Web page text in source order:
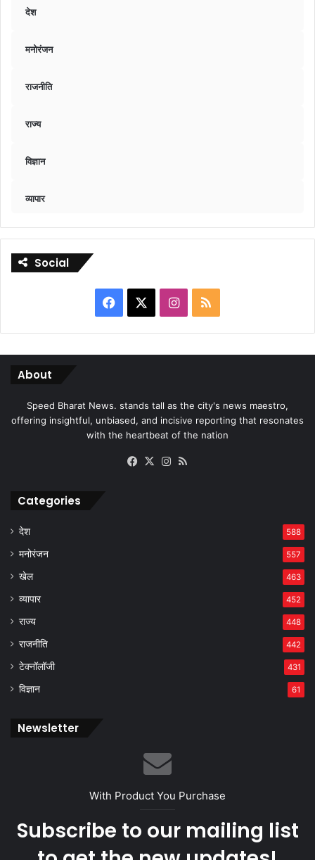
देश
मनोरंजन
राजनीति
राज्य
विज्ञान
व्यापार
Social
Facebook Instagram
RSS
About
Speed Bharat News. stands tall as the city's news maestro,
offering insightful, unbiased, and incisive reporting that resonates
with the heartbeat of the nation
Facebook
X Instagram
Categories
देश 588
मनोरंजन 557
खेल 463
व्यापार 452
राज्य 448
राजनीति 442
टेक्नॉलॉजी 431
विज्ञान 61
Newsletter
With Product You Purchase
Subscribe to our mailing list